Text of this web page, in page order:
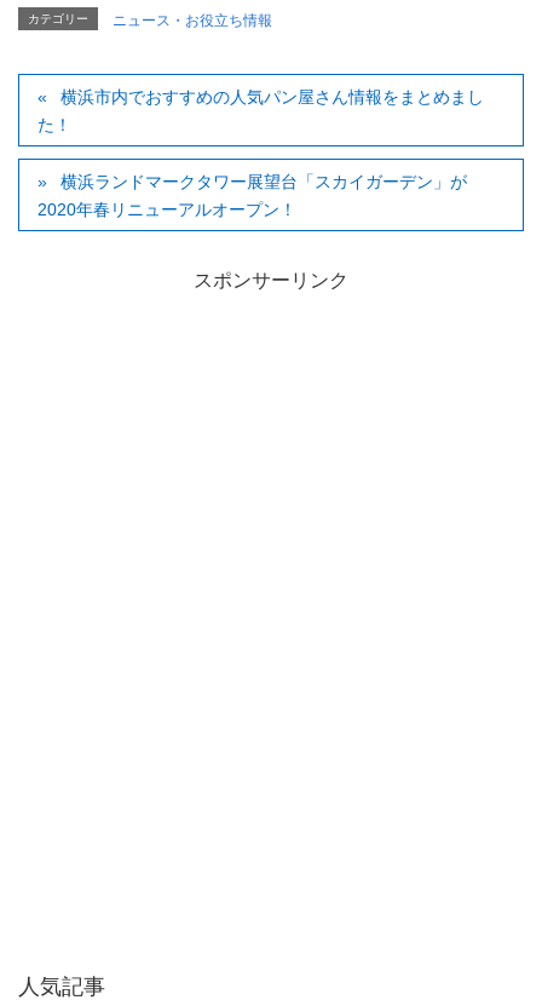
カテゴリー ニュース・お役立ち情報
横浜市内でおすすめの人気パン屋さん情報をまとめまし
た！
横浜ランドマークタワー展望台「スカイガーデン」が
2020年春リニューアルオープン！
スポンサーリンク
人気記事